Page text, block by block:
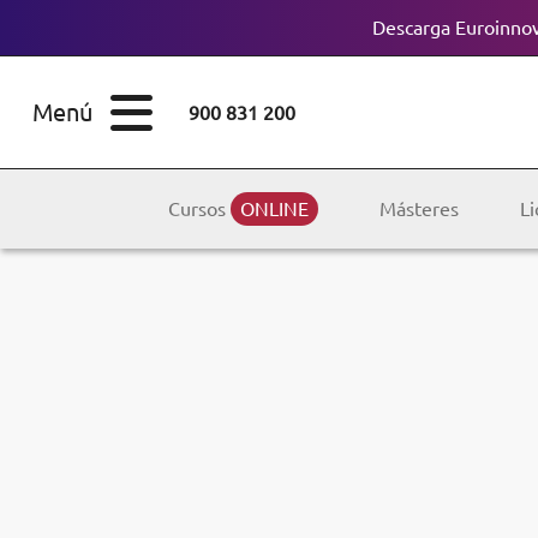
Descarga
Menú 900 831 200
ESTUDIOS
Licenciaturas
Doctorados
Cursos ONLINE Másteres